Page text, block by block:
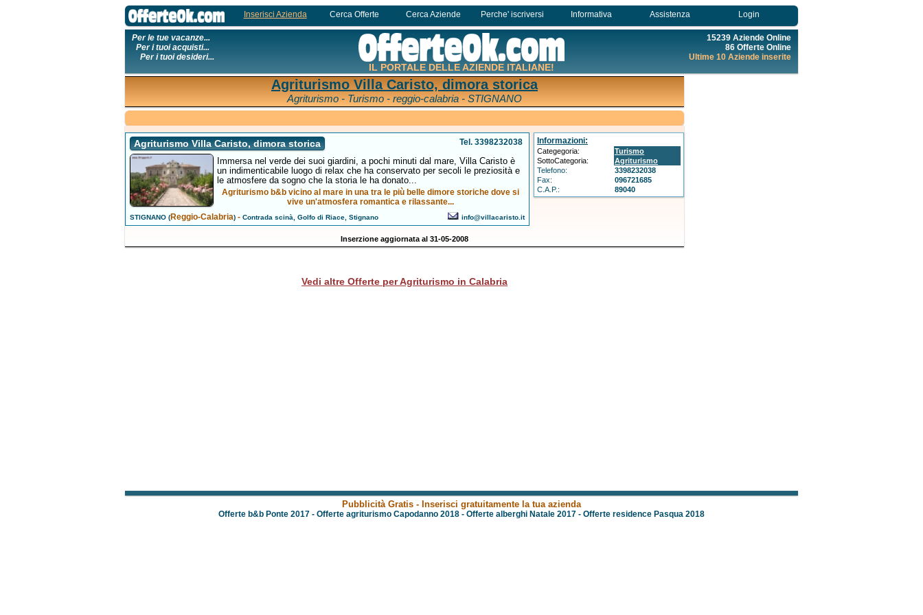
Inserisci Azienda Cerca Offerte Cerca Aziende Perche' iscriversi Informativa Assistenza Login
Per le tue vacanze...
Per i tuoi acquisti...
Per i tuoi desideri...
IL PORTALE DELLE AZIENDE ITALIANE!
15239 Aziende Online
86 Offerte Online
Ultime 10 Aziende inserite
Agriturismo Villa Caristo, dimora storica
Agriturismo - Turismo - reggio-calabria - STIGNANO
Agriturismo Villa Caristo, dimora storica Tel. 3398232038
Immersa nel verde dei suoi giardini, a pochi minuti dal mare, Villa Caristo è
un indimenticabile luogo di relax che ha conservato per secoli le preziosità e
le atmosfere da sogno che la storia le ha donato...
Agriturismo b&b vicino al mare in una tra le più belle dimore storiche dove si
vive un'atmosfera romantica e rilassante...
STIGNANO (Reggio-Calabria) -Contrada scinà, Golfo di Riace, Stignano info@villacaristo.it
Informazioni:
Categegoria:
Turismo
SottoCategoria:
Agriturismo
Telefono:
3398232038
Fax:
096721685
C.A.P.:
89040
Inserzione aggiornata al 31-05-2008
Vedi altre Offerte per Agriturismo in Calabria
Pubblicità Gratis - Inserisci gratuitamente la tua azienda
Offerte b&b Ponte 2017 - Offerte agriturismo Capodanno 2018 - Offerte alberghi Natale 2017 - Offerte residence Pasqua 2018